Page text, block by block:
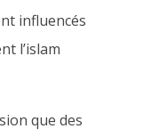
influencés
l’islam
que des